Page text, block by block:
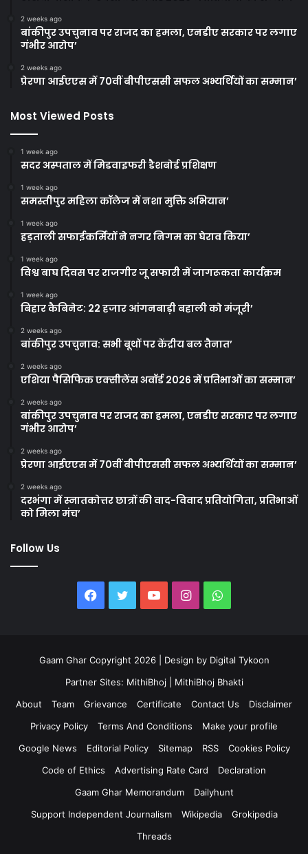
2 weeks ago
बांकीपुर उपचुनाव पर राजद का हमला, एनडीए सरकार पर लगाए
गंभीर आरोप’
2 weeks ago
प्रेरणा आईएएस में 70वीं बीपीएससी सफल अभ्यर्थियों का सम्मान’
Most Viewed Posts
1 week ago
सदर अस्पताल में मिडवाइफरी डैशबोर्ड प्रशिक्षण
1 week ago
समस्तीपुर महिला कॉलेज में नशा मुक्ति अभियान’
1 week ago
हड़ताली सफाईकर्मियों ने नगर निगम का घेराव किया’
1 week ago
विश्व बाघ दिवस पर राजगीर जू सफारी में जागरूकता कार्यक्रम
1 week ago
बिहार कैबिनेट: 22 हजार आंगनबाड़ी बहाली को मंजूरी’
2 weeks ago
बांकीपुर उपचुनाव: सभी बूथों पर केंद्रीय बल तैनात’
2 weeks ago
एशिया पैसिफिक एक्सीलेंस अवॉर्ड 2026 में प्रतिभाओं का सम्मान’
2 weeks ago
बांकीपुर उपचुनाव पर राजद का हमला, एनडीए सरकार पर लगाए
गंभीर आरोप’
2 weeks ago
प्रेरणा आईएएस में 70वीं बीपीएससी सफल अभ्यर्थियों का सम्मान’
2 weeks ago
दरभंगा में स्नातकोत्तर छात्रों की वाद-विवाद प्रतियोगिता, प्रतिभाओं
को मिला मंच’
Follow Us
Facebook
TwitterYouTubeInstagramWhatsApp
Gaam Ghar Copyright 2026 | Design by Digital Tykoon
Partner Sites: MithiBhoj
MithiBhoj Bhakti
About
Team Grievance Certificate Contact Us
Disclaimer
Privacy Policy
Terms And Conditions
Make your profile
Google News
Editorial Policy Sitemap RSS
Cookies Policy
Code of Ethics
Advertising Rate Card
Declaration
Gaam Ghar Memorandum
Dailyhunt
Support Independent Journalism
Wikipedia
Grokipedia
Threads